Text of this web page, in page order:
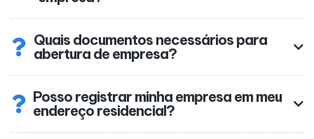
Quais documentos necessários para
abertura de empresa?
Posso registrar minha empresa em meu
endereço residencial?